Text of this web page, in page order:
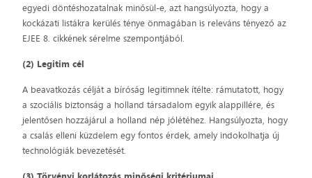
egyedi döntéshozatalnak minősül-e, azt hangsúlyozta, hogy a
kockázati listákra kerülés ténye önmagában is releváns tényező az
EJEE 8. cikkének sérelme szempontjából.
(2) Legitim cél
A beavatkozás célját a bíróság legitimnek ítélte: rámutatott, hogy
a szociális biztonság a holland társadalom egyik alappillére, és
jelentősen hozzájárul a holland nép jólétéhez. Hangsúlyozta, hogy
a csalás elleni küzdelem egy fontos érdek, amely indokolhatja új
technológiák bevezetését.